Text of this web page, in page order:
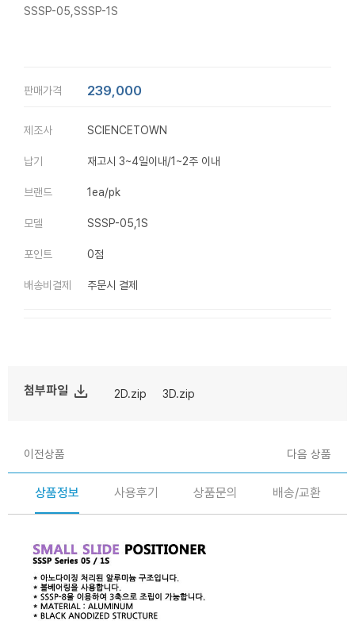
SSSP-05,SSSP-1S
판매가격 239,000
제조사 SCIENCETOWN
납기 재고시 3~4일이내/1~2주 이내
브랜드 1ea/pk
모델 SSSP-05,1S
포인트 0점
배송비결제 주문시 결제
첨부파일 file_download 2D.zip 3D.zip
이전상품 다음 상품
상품정보 사용후기 상품문의 배송/교환